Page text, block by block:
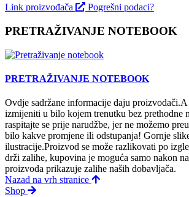
Link proizvođača Pogrešni podaci?
PRETRAŽIVANJE NOTEBOOK
PRETRAŽIVANJE NOTEBOOK
Ovdje sadržane informacije daju
izmijeniti u bilo kojem trenutku bez prethodne
raspitajte se prije narudžbe, jer ne možemo
bilo kakve promjene ili odstupanja! Gornje
ilustracije.Proizvod se može razlikovati po
drži zalihe, kupovina je moguća samo nakon
proizvoda prikazuje zalihe naših dobavljača.
Nazad na vrh stranice
Shop